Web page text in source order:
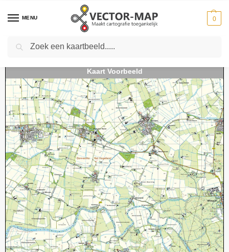
MENU 0
Home Kaarten - Topografische kaarten